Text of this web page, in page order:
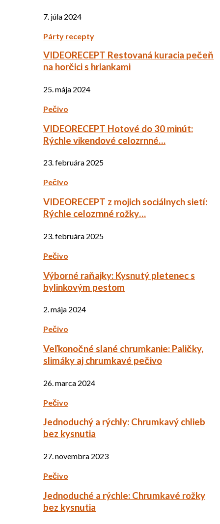
7. júla 2024
Párty recepty
VIDEORECEPT Restovaná kuracia pečeň
na horčici s hriankami
25. mája 2024
Pečivo
VIDEORECEPT Hotové do 30 minút:
Rýchle vikendové celozrnné…
23. februára 2025
Pečivo
VIDEORECEPT z mojich sociálnych sietí:
Rýchle celozrnné rožky…
23. februára 2025
Pečivo
Výborné raňajky: Kysnutý pletenec s
bylinkovým pestom
2. mája 2024
Pečivo
Veľkonočné slané chrumkanie: Paličky,
slimáky aj chrumkavé pečivo
26. marca 2024
Pečivo
Jednoduchý a rýchly: Chrumkavý chlieb
bez kysnutia
27. novembra 2023
Pečivo
Jednoduché a rýchle: Chrumkavé rožky
bez kysnutia